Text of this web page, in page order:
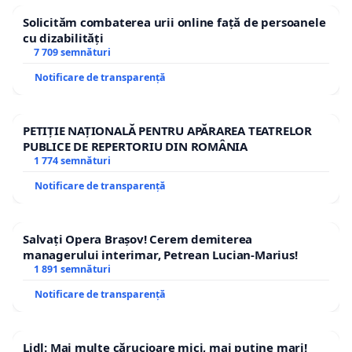
suplimentare, reduce rentabilitatea, implică noi
controale şi amenzi. Demult e timpul să fie
simplificată raportarea, dar nu împovărată!
reexamineze proiectul și să renunţe la ideea de
introducere a obligaţiei privind registrul electronic
în Codul Muncii!
Solicităm combaterea urii online față de persoanele
cu dizabilități
7 709 semnături
Notificare de transparență
PETIȚIE NAȚIONALĂ PENTRU APĂRAREA TEATRELOR
PUBLICE DE REPERTORIU DIN ROMÂNIA
1 774 semnături
Notificare de transparență
Salvați Opera Brașov! Cerem demiterea
managerului interimar, Petrean Lucian-Marius!
1 891 semnături
Notificare de transparență
Lidl: Mai multe cărucioare mici, mai puține mari!